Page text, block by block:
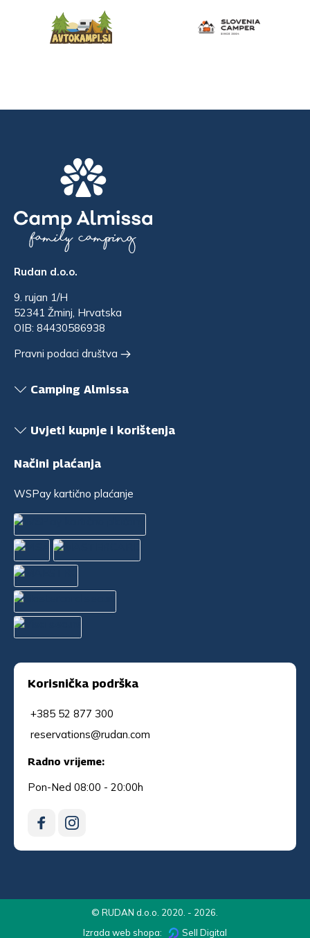
Rudan d.o.o.
9. rujan 1/H
52341 Žminj, Hrvatska
OIB: 84430586938
Pravni podaci društva
Camping Almissa
Uvjeti kupnje i korištenja
Načini plaćanja
WSPay kartično plaćanje
Korisnička podrška
+385 52 877 300
reservations@rudan.com
Radno vrijeme:
Pon-Ned 08:00 - 20:00h
© RUDAN d.o.o. 2020. - 2026.
Izrada web shopa:
Sell Digital